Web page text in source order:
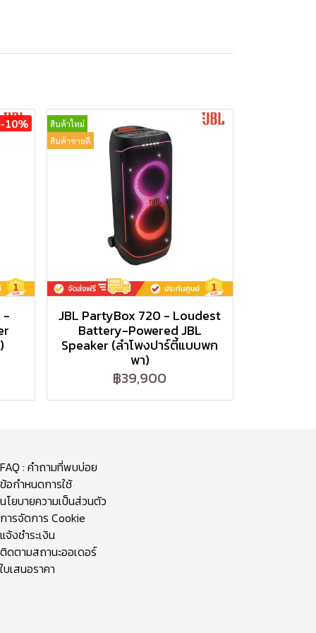
-10%
-
สินค้าใหม่
สินค้าขายดี
JBL PartyBox 720 - Loudest
Battery-Powered JBL
Speaker (ลำโพงปาร์ตี้แบบพก
พา)
฿39,900
FAQ : คำถามที่พบบ่อย
ข้อกำหนดการใช้
นโยบายความเป็นส่วนตัว
การจัดการ Cookie
แจ้งชำระเงิน
ติดตามสถานะออเดอร์
ใบเสนอราคา